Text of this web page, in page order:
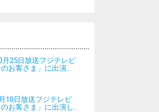
月25日放送フジテレビ
のお客さま」に出演...
10日放送フジテレビ
のお客さま」に出演し...